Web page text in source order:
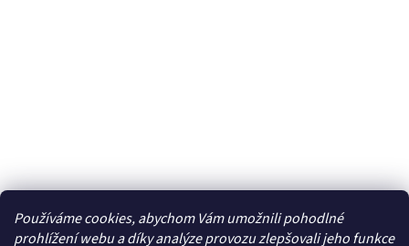
Používáme cookies, abychom Vám umožnili pohodlné
prohlížení webu a díky analýze provozu zlepšovali jeho funkce